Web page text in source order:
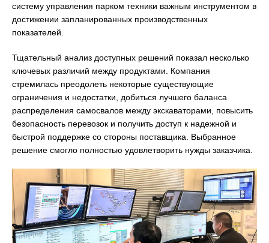
систему управления парком техники важным инструментом в
достижении запланированных производственных
показателей.
Тщательный анализ доступных решений показал несколько
ключевых различий между продуктами. Компания
стремилась преодолеть некоторые существующие
ограничения и недостатки, добиться лучшего баланса
распределения самосвалов между экскаваторами, повысить
безопасность перевозок и получить доступ к надежной и
быстрой поддержке со стороны поставщика. Выбранное
решение смогло полностью удовлетворить нужды заказчика.